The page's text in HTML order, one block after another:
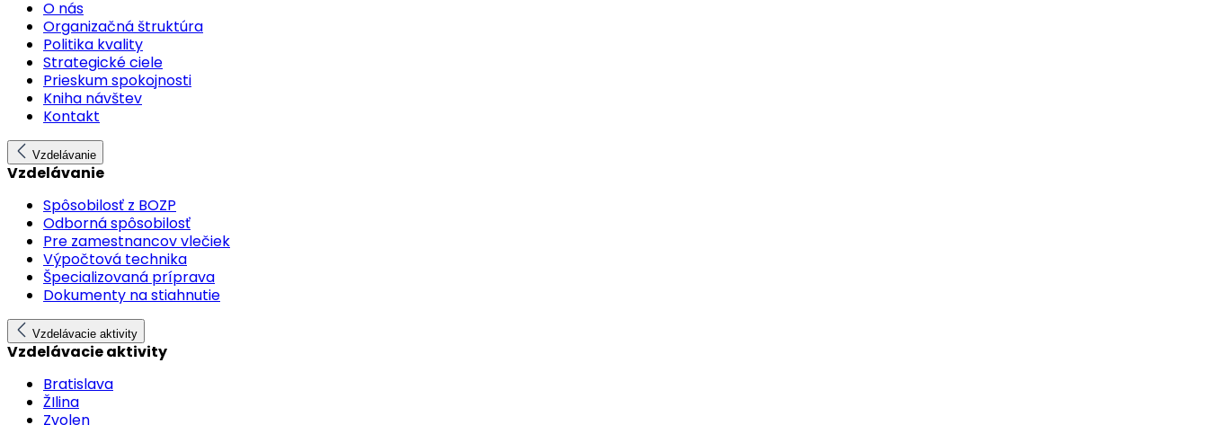
O nás
Organizačná štruktúra
Politika kvality
Strategické ciele
Prieskum spokojnosti
Kniha návštev
Kontakt
Vzdelávanie
Vzdelávanie
Spôsobilosť z BOZP
Odborná spôsobilosť
Pre zamestnancov vlečiek
Výpočtová technika
Špecializovaná príprava
Dokumenty na stiahnutie
Vzdelávacie aktivity
Vzdelávacie aktivity
Bratislava
ŽIlina
Zvolen